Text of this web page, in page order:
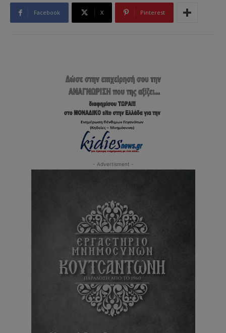
Facebook X Pinterest
- Advertisment -